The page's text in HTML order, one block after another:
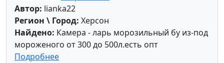
Автор: lianka22
Регион \ Город: Херсон
Найдено: Камера - ларь морозильный бу из-под
мороженого от 300 до 500л.есть опт
Подробнее